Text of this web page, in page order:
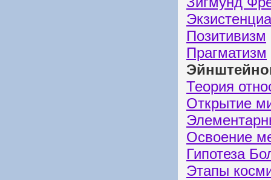
Позитивизм
Прагматизм
Теория
Открытие
Освоение
Гипотеза
Этапы